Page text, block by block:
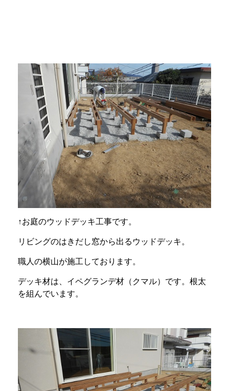
↑お庭のウッドデッキ工事です。
リビングのはきだし窓から出るウッドデッキ。
職人の横山が施工しております。
デッキ材は、イペグランデ材（クマル）です。根太
を組んでいます。